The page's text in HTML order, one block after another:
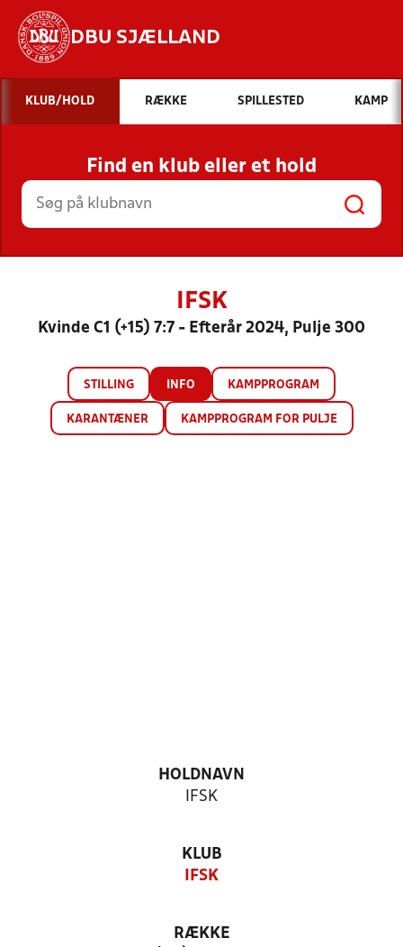
DBU SJÆLLAND
Hvad vil du søge efter?
INDHOLD OG NYHEDER
STILLINGER, RESULTATER, KLUBBER OG
HOLD
KLUB/HOLD RÆKKE SPILLESTED KAMP
Find en klub eller et hold
IFSK
Kvinde C1 (+15) 7:7 - Efterår 2024, Pulje 300
STILLING INFO KAMPPROGRAM
KARANTÆNER KAMPPROGRAM FOR PULJE
HOLDNAVN
IFSK
KLUB
IFSK
RÆKKE